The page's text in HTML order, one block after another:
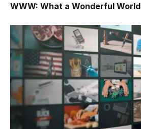
WWW: What a Wonderful World